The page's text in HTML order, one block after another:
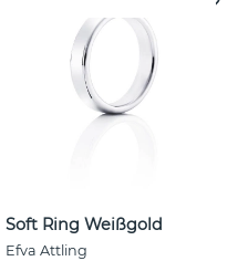
Soft Ring Weißgold
Efva Attling